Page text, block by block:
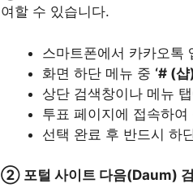
여할 수 있습니다.
스마트폰에서 카카오톡
화면 하단 메뉴 중 ‘# (샵
상단 검색창이나 메뉴
투표 페이지에 접속하
선택 완료 후 반드시 하
② 포털 사이트 다음(Daum)